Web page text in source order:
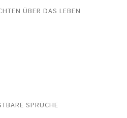
ÜBER DAS LEBEN
SPRÜCHE